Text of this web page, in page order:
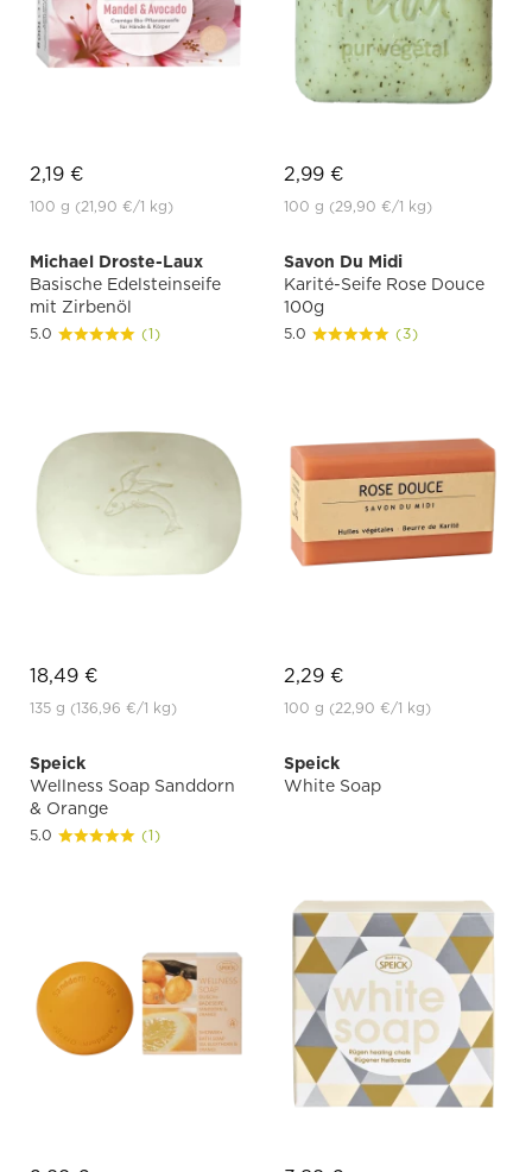
2,19 €
100 g (21,90 €/1 kg)
2,99 €
100 g (29,90 €/1 kg)
Michael Droste-Laux
Basische Edelsteinseife
mit Zirbenöl
5.0 (1)
18,49 €
135 g (136,96 €/1 kg)
Savon Du Midi
Karité-Seife Rose Douce
100g
5.0 (3)
2,29 €
100 g (22,90 €/1 kg)
Speick
Wellness Soap Sanddorn
& Orange
5.0 (1)
Speick
White Soap